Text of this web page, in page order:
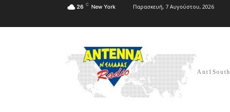
26 C New York Παρασκευή, 7 Αυγούστου, 2026
Ant1South